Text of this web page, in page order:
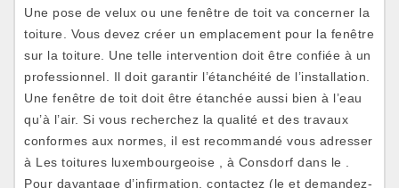
Une pose de velux ou une fenêtre de toit va concerner la
toiture. Vous devez créer un emplacement pour la fenêtre
sur la toiture. Une telle intervention doit être confiée à un
professionnel. Il doit garantir l’étanchéité de l’installation.
Une fenêtre de toit doit être étanchée aussi bien à l’eau
qu’à l’air. Si vous recherchez la qualité et des travaux
conformes aux normes, il est recommandé vous adresser
à Les toitures luxembourgeoise , à Consdorf dans le .
Pour davantage d’infirmation, contactez (le et demandez-